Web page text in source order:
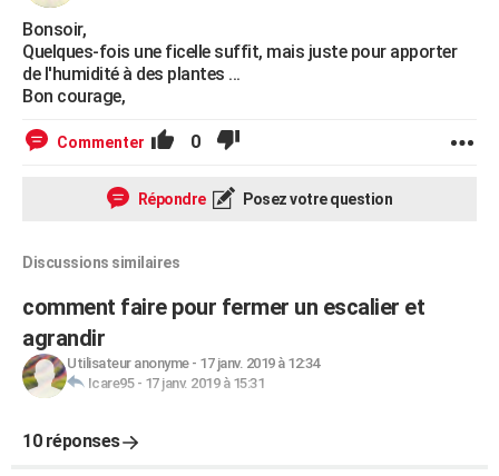
Bonsoir,
Quelques-fois une ficelle suffit, mais juste pour apporter
de l'humidité à des plantes ...
Bon courage,
Commenter 0
Répondre Posez votre question
Discussions similaires
comment faire pour fermer un escalier et
agrandir
Utilisateur anonyme- 17 janv. 2019 à 12:34
Icare95- 17 janv. 2019 à 15:31
10 réponses